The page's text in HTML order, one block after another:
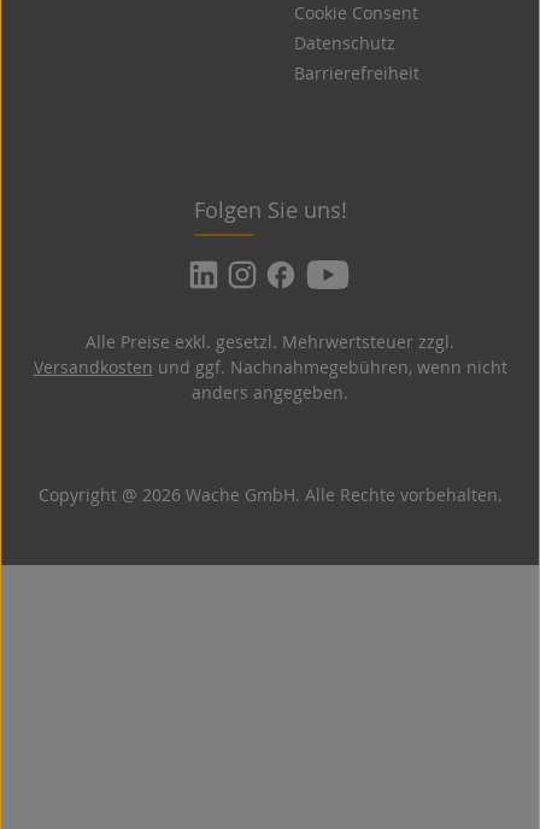
Cookie Consent
Datenschutz
Barrierefreiheit
Folgen Sie uns!
Copyright @ 2026 Wache GmbH. Alle Rechte vorbehalten.
Alle Preise exkl. gesetzl. Mehrwertsteuer zzgl.
Versandkosten und ggf. Nachnahmegebühren, wenn nicht
anders angegeben.